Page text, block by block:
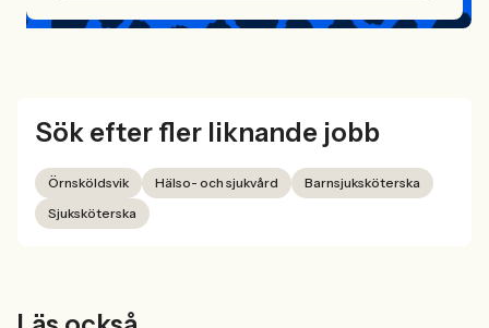
Sök efter fler liknande jobb
Örnsköldsvik Hälso- och sjukvård
Barnsjuksköterska
Sjuksköterska